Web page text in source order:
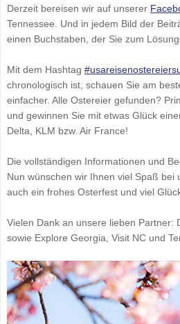
Derzeit bereisen wir auf unserer
Tennessee. Und in jedem Bild der
einen Buchstaben, der Sie zum
Mit dem Hashtag
chronologisch ist, schauen Sie am
einfacher. Alle Ostereier gefunden?
und gewinnen Sie mit etwas Glück
Delta, KLM bzw. Air France!
Die vollständigen Informationen und
Nun wünschen wir Ihnen viel Spaß
auch ein frohes Osterfest und viel
Vielen Dank an unsere lieben Partner:
sowie Explore Georgia, Visit NC und